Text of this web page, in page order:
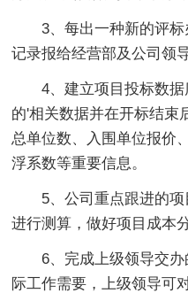
3、每出一种新的评标
记录报给经营部及公司领导
4、建立项目投标数据
的'相关数据并在开标结束
总单位数、入围单位报价
浮系数等重要信息。
5、公司重点跟进的项
进行测算，做好项目成本
6、完成上级领导交办
际工作需要，上级领导可